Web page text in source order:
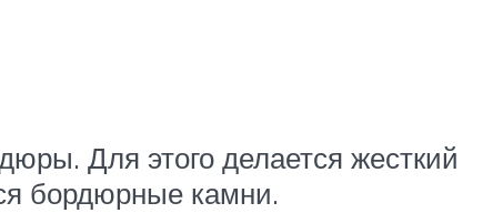
Для этого делается жесткий
бордюрные камни.